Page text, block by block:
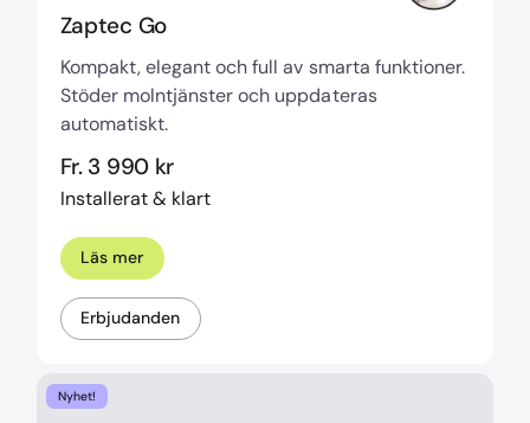
Zaptec Go
Kompakt, elegant och full av smarta funktioner.
Stöder molntjänster och uppdateras
automatiskt.
Fr. 3 990 kr
Installerat & klart
Läs mer
Erbjudanden
Nyhet!